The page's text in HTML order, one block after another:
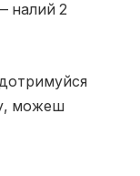
налий 2
можеш